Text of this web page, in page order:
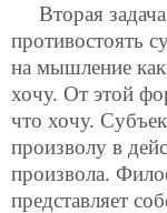
Вторая
противостоять
на мышление
хочу. От этой
что хочу.
произволу в
произвола.
представляет